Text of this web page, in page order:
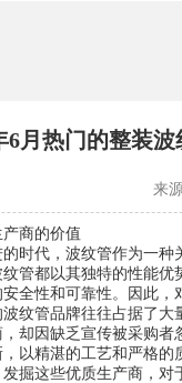
6月热门的整装
来
商的价值
时代，波纹管作为一
管都以其独特的性能
全性和可靠性。因此，
纹管品牌往往占据了
却因缺乏宣传被采购
以精湛的工艺和严格
掘这些优质生产商，